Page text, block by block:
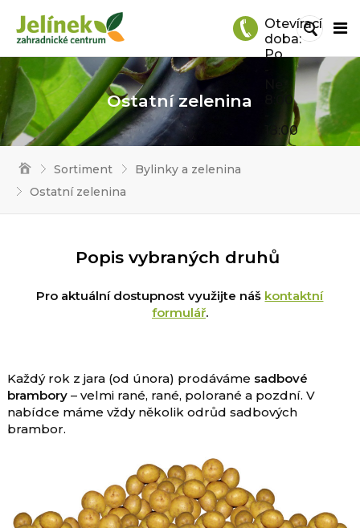
Otevírací
doba:
Po
8:00
18:00
Ostatní zelenina
Sortiment
Bylinky a zelenina
Ostatní zelenina
Popis vybraných druhů
Pro aktuální dostupnost využijte náš kontaktní
formulář.
Každý rok z jara (od února) prodáváme sadbové
brambory– velmi rané, rané, polorané a pozdní. V
nabídce máme vždy několik odrůd sadbových
brambor.